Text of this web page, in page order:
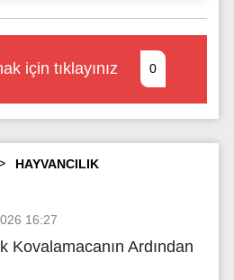
için tıklayınız 0
HAYVANCILIK
16:27
Kovalamacanın Ardından